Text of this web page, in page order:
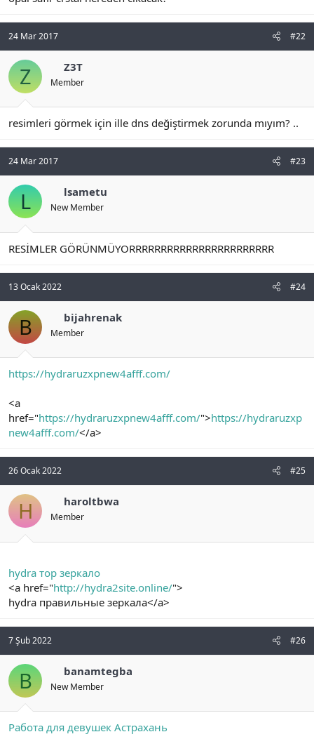
t
24 Mar 2017 #22
Z Z3T
Member
resimleri görmek için ille dns değiştirmek zorunda mıyım? ..
24 Mar 2017 #23
L lsametu
New Member
RESİMLER GÖRÜNMÜYORRRRRRRRRRRRRRRRRRRRRRR
13 Ocak 2022 #24
B bijahrenak
Member
https://hydraruzxpnew4afff.com/
<a
href="https://hydraruzxpnew4afff.com/">https://hydraruzxp
new4afff.com/</a>
26 Ocak 2022 #25
H haroltbwa
Member
hydra тор зеркало
<a href="http://hydra2site.online/">
hydra правильные зеркала</a>
7 Şub 2022 #26
B banamtegba
New Member
Работа для девушек Астрахань